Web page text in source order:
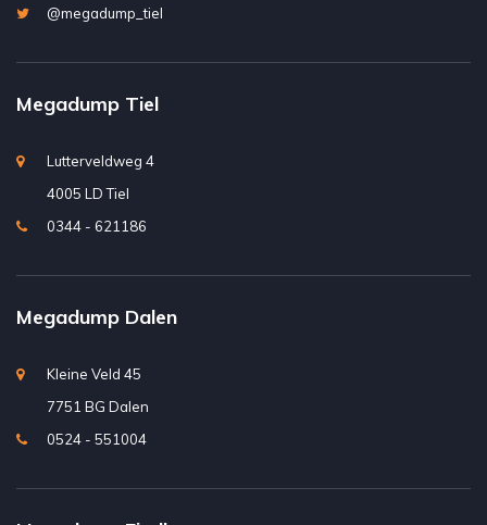
@megadump_tiel
Megadump Tiel
Lutterveldweg 4
4005 LD Tiel
0344 - 621186
Megadump Dalen
Kleine Veld 45
7751 BG Dalen
0524 - 551004